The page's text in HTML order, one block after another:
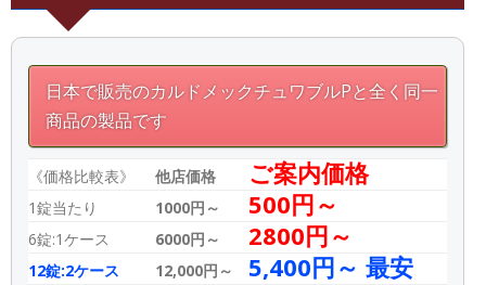
日本で販売のカルドメックチュワブルPと全く同一
商品の製品です
《価格比較表》 他店価格 ご案内価格
1錠当たり 1000円～ 500円～
6錠:1ケース 6000円～ 2800円～
12錠:2ケース 12,000円～ 5,400円～ 最安